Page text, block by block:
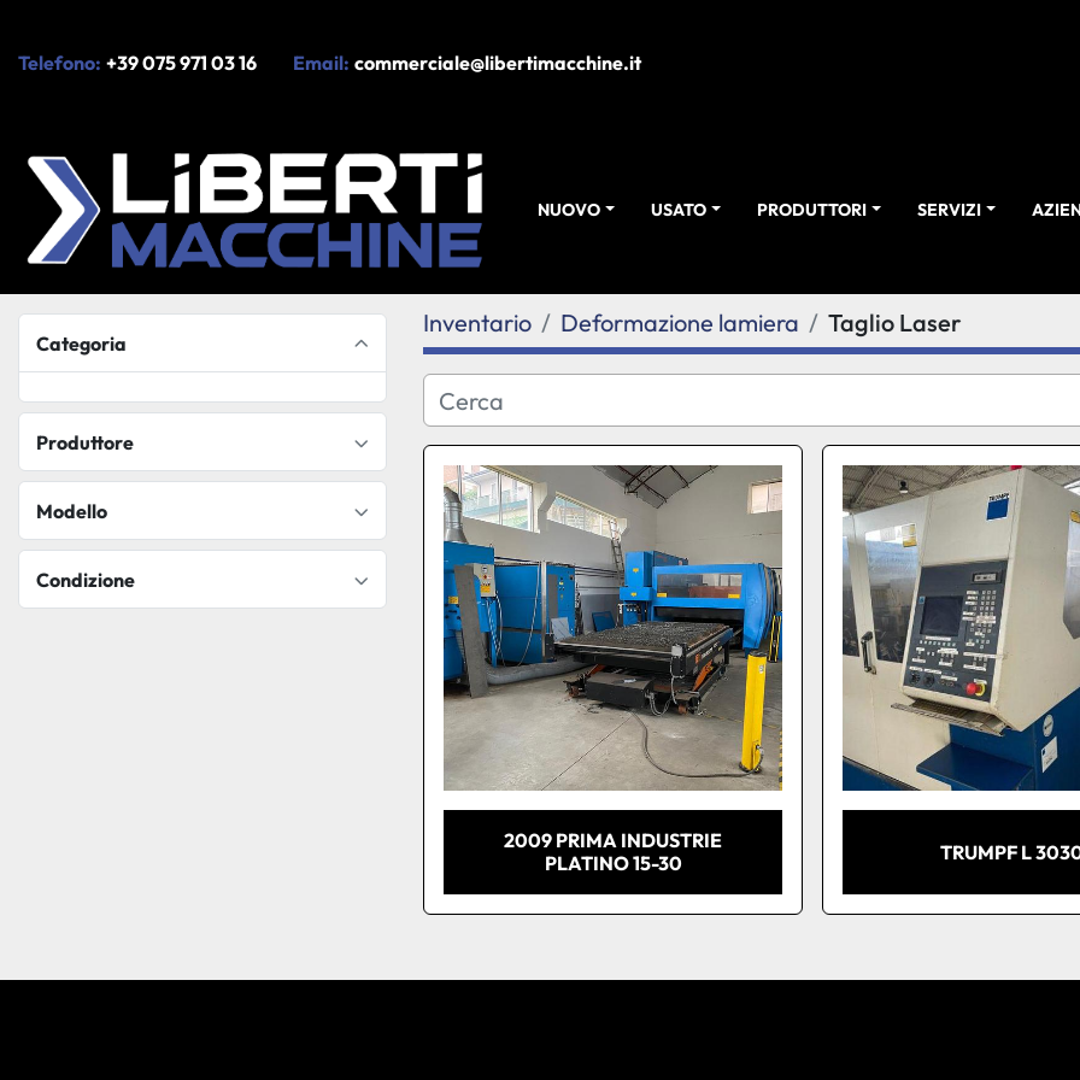
Telefono: +39 075 971 03 16 Email: commerciale@libertimacchine.it
NUOVO USATO PRODUTTORI SERVIZI
Categoria
Produttore
Modello
Condizione
Inventario Deformazione lamiera Taglio Laser
2009 PRIMA INDUSTRIE
PLATINO 15-30
TRUMPF L